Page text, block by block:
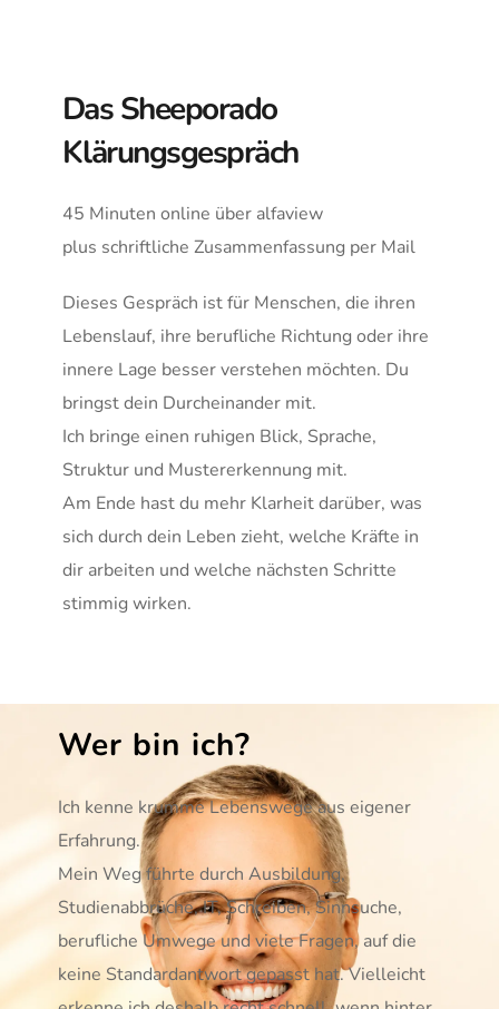
Das Sheeporado
Klärungsgespräch
45 Minuten online über alfaview
plus schriftliche Zusammenfassung per Mail
Dieses Gespräch ist für Menschen, die ihren
Lebenslauf, ihre berufliche Richtung oder ihre
innere Lage besser verstehen möchten. Du
bringst dein Durcheinander mit.
Ich bringe einen ruhigen Blick, Sprache,
Struktur und Mustererkennung mit.
Am Ende hast du mehr Klarheit darüber, was
sich durch dein Leben zieht, welche Kräfte in
dir arbeiten und welche nächsten Schritte
stimmig wirken.
Wer bin ich?
Ich kenne krumme Lebenswege aus eigener
Erfahrung.
Mein Weg führte durch Ausbildung,
Studienabbrüche, IT, Schreiben, Sinnsuche,
berufliche Umwege und viele Fragen, auf die
keine Standardantwort gepasst hat. Vielleicht